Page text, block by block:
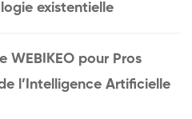
existentielle
WEBIKEO pour Pros
l’Intelligence Artificielle